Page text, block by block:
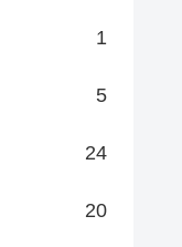
1
5
24
20